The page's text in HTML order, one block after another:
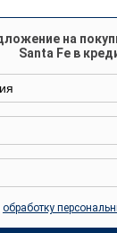
на
Santa Fe в
обработку